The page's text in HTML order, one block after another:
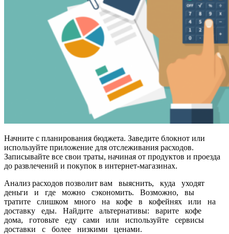
Начните с планирования бюджета. Заведите блокнот или
используйте приложение для отслеживания расходов.
Записывайте все свои траты, начиная от продуктов и проезда
до развлечений и покупок в интернет-магазинах.
Анализ расходов позволит вам выяснить, куда уходят
деньги и где можно сэкономить. Возможно, вы
тратите слишком много на кофе в кофейнях или на
доставку еды. Найдите альтернативы: варите кофе
дома, готовьте еду сами или используйте сервисы
доставки с более низкими ценами.